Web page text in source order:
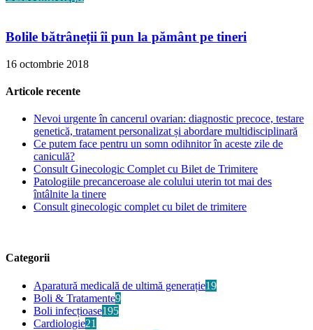
Bolile bătrâneții îi pun la pământ pe tineri
16 octombrie 2018
Articole recente
Nevoi urgente în cancerul ovarian: diagnostic precoce, testare
genetică, tratament personalizat și abordare multidisciplinară
Ce putem face pentru un somn odihnitor în aceste zile de
caniculă?
Consult Ginecologic Complet cu Bilet de Trimitere
Patologiile precanceroase ale colului uterin tot mai des
întâlnite la tinere
Consult ginecologic complet cu bilet de trimitere
Categorii
Aparatură medicală de ultimă generație19
Boli & Tratamente9
Boli infecțioase195
Cardiologie21